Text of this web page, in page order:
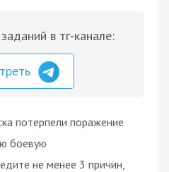
в тг-канале:
потерпели поражение
боевую
не менее 3 причин,